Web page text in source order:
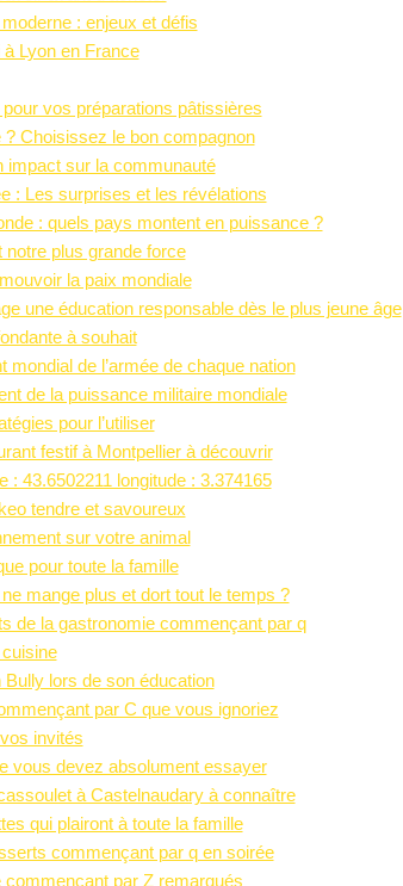
moderne : enjeux et défis
Lyon en France
vos préparations pâtissières
? Choisissez le bon compagnon
impact sur la communauté
: Les surprises et les révélations
: quels pays montent en puissance ?
plus grande force
la paix mondiale
une éducation responsable dès le plus jeune âge
à souhait
de l’armée de chaque nation
de la puissance militaire mondiale
pour l’utiliser
festif à Montpellier à découvrir
: 43.6502211 longitude : 3.374165
tendre et savoureux
sur votre animal
pour toute la famille
mange plus et dort tout le temps ?
de la gastronomie commençant par q
lors de son éducation
par C que vous ignoriez
invités
vous devez absolument essayer
à Castelnaudary à connaître
qui plairont à toute la famille
commençant par q en soirée
par Z remarqués